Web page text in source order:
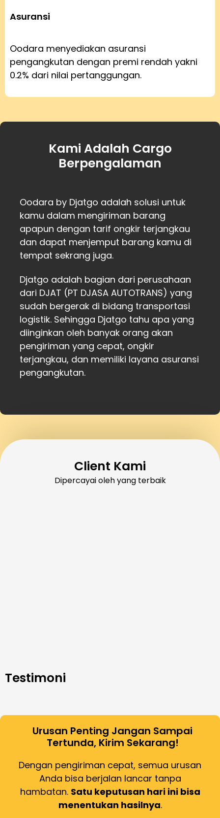
Asuransi
Oodara menyediakan asuransi
pengangkutan dengan premi rendah yakni
0.2% dari nilai pertanggungan.
Kami Adalah Cargo
Berpengalaman
Oodara by Djatgo adalah solusi untuk
kamu dalam mengiriman barang
apapun dengan tarif ongkir terjangkau
dan dapat menjemput barang kamu di
tempat sekrang juga.
Djatgo adalah bagian dari perusahaan
dari DJAT (PT DJASA AUTOTRANS) yang
sudah bergerak di bidang transportasi
logistik. Sehingga Djatgo tahu apa yang
diinginkan oleh banyak orang akan
pengiriman yang cepat, ongkir
terjangkau, dan memiliki layana asuransi
pengangkutan.
Client Kami
Dipercayai oleh yang terbaik
Testimoni
Urusan Penting Jangan Sampai
Tertunda, Kirim Sekarang!
Dengan pengiriman cepat, semua urusan
Anda bisa berjalan lancar tanpa
hambatan. Satu keputusan hari ini bisa
menentukan hasilnya.